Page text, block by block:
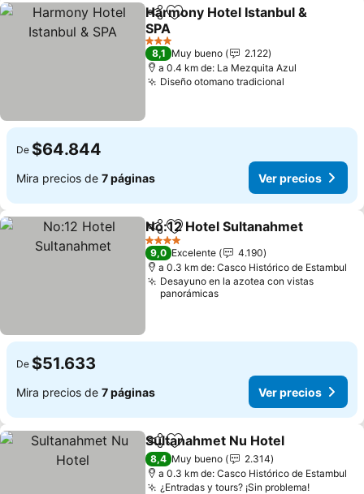
CompartirAgregar a favoritos
Harmony Hotel Istanbul &
SPA
3 Estrellas
8,1 Muy bueno
2.122
a 0.4 km de: La Mezquita Azul
Diseño otomano tradicional
De $64.844
Mira precios de 7 páginas Ver precios
CompartirAgregar a favoritos
No:12 Hotel Sultanahmet
4 Estrellas
9,0 Excelente
4.190
a 0.3 km de: Casco Histórico de Estambul
Desayuno en la azotea con vistas
panorámicas
De $51.633
Mira precios de 7 páginas Ver precios
CompartirAgregar a favoritos
Sultanahmet Nu Hotel
8,4 Muy bueno
2.314
a 0.3 km de: Casco Histórico de Estambul
¿Entradas y tours? ¡Sin problema!